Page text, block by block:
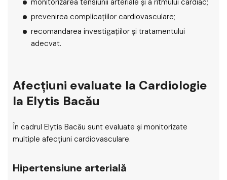
monitorizarea tensiunii arteriale și a ritmului cardiac;
prevenirea complicațiilor cardiovasculare;
recomandarea investigațiilor și tratamentului
adecvat.
Afecțiuni evaluate la Cardiologie
la Elytis Bacău
În cadrul Elytis Bacău sunt evaluate și monitorizate
multiple afecțiuni cardiovasculare.
Hipertensiune arterială